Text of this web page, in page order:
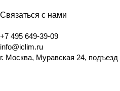
Связаться с нами
+7 495 649-39-09
info@iclim.ru
г. Москва, Муравская 24, подъезд